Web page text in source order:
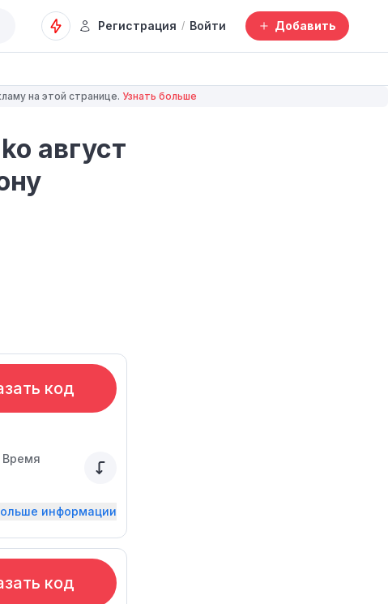
Регистрация / Войти Добавить
на этой странице. Узнать больше
август
код
Время
информации
код